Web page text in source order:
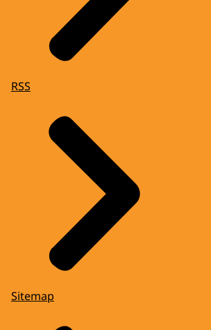
RSS
Sitemap